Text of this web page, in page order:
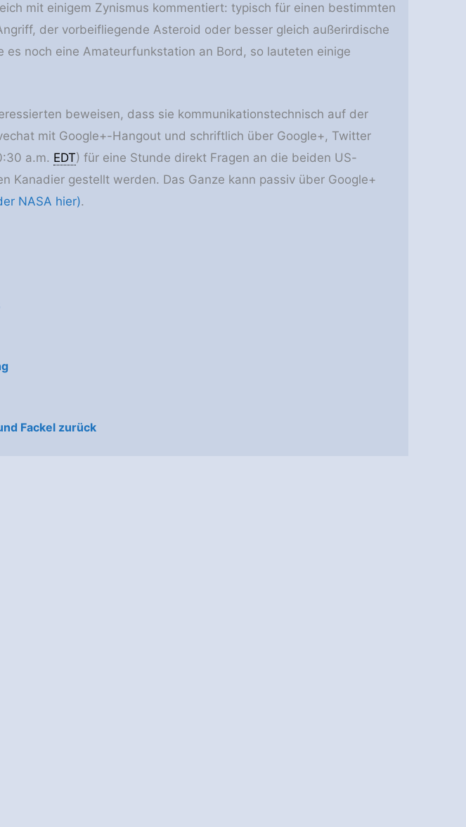
mit einigem Zynismus kommentiert: typisch für einen bestimmten
der vorbeifliegende Asteroid oder besser gleich außerirdische
es noch eine Amateurfunkstation an Bord, so lauteten einige
beweisen, dass sie kommunikationstechnisch auf der
mit Google+-Hangout und schriftlich über Google+, Twitter
a.m. EDT) für eine Stunde direkt Fragen an die beiden US-
Kanadier gestellt werden. Das Ganze kann passiv über Google+
NASA hier).
Fackel zurück